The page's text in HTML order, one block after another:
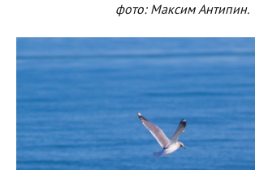
фото: Максим Антипин.